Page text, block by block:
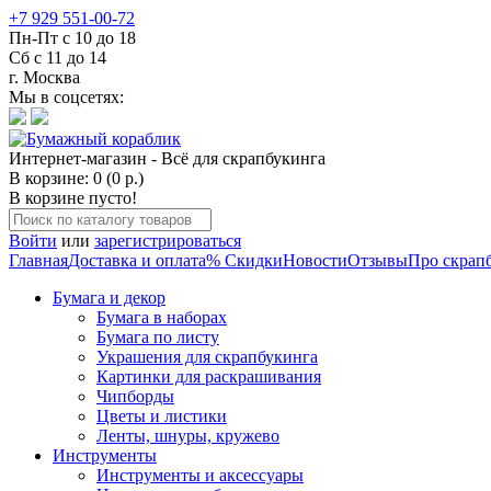
+7 929 551-00-72
Пн-Пт с 10 до 18
Сб с 11 до 14
г. Москва
Мы в соцсетях:
Интернет-магазин - Всё для скрапбукинга
В корзине: 0 (0 р.)
В корзине пусто!
Войти или зарегистрироваться
ГлавнаяДоставка и оплата% СкидкиНовостиОтзывыПро
Бумага и декор
Бумага в наборах
Бумага по листу
Украшения для скрапбукинга
Картинки для раскрашивания
Чипборды
Цветы и листики
Ленты, шнуры, кружево
Инструменты
Инструменты и аксессуары